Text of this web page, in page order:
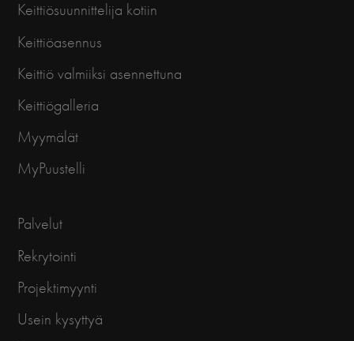
Keittiösuunnittelija kotiin
Keittiöasennus
Keittiö valmiiksi asennettuna
Keittiögalleria
Myymälät
MyPuustelli
Palvelut
Rekrytointi
Projektimyynti
Usein kysyttyä